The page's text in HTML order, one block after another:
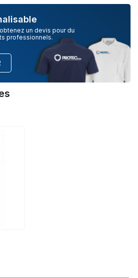
un devis pour du
professionnels.